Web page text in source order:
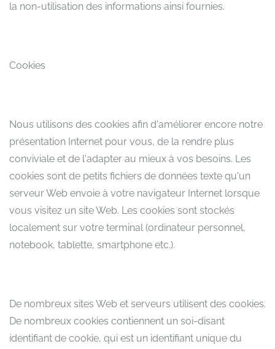
la non-utilisation des informations ainsi fournies.
Cookies
Nous utilisons des cookies afin d'améliorer encore notre
présentation Internet pour vous, de la rendre plus
conviviale et de l'adapter au mieux à vos besoins. Les
cookies sont de petits fichiers de données texte qu'un
serveur Web envoie à votre navigateur Internet lorsque
vous visitez un site Web. Les cookies sont stockés
localement sur votre terminal (ordinateur personnel,
notebook, tablette, smartphone etc.).
De nombreux sites Web et serveurs utilisent des cookies.
De nombreux cookies contiennent un soi-disant
identifiant de cookie, qui est un identifiant unique du